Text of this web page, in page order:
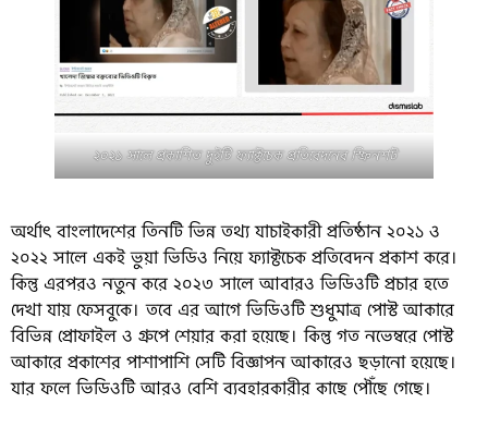
২০২১ সালে প্রকাশিত দুইটি ফ্যাক্টচেক প্রতিবেদনের স্ক্রিনশট
অর্থাৎ বাংলাদেশের তিনটি ভিন্ন তথ্য যাচাইকারী প্রতিষ্ঠান ২০২১ ও
২০২২ সালে একই ভুয়া ভিডিও নিয়ে ফ্যাক্টচেক প্রতিবেদন প্রকাশ করে।
কিন্তু এরপরও নতুন করে ২০২৩ সালে আবারও ভিডিওটি প্রচার হতে
দেখা যায় ফেসবুকে। তবে এর আগে ভিডিওটি শুধুমাত্র পোস্ট আকারে
বিভিন্ন প্রোফাইল ও গ্রুপে শেয়ার করা হয়েছে। কিন্তু গত নভেম্বরে পোস্ট
আকারে প্রকাশের পাশাপাশি সেটি বিজ্ঞাপন আকারেও ছড়ানো হয়েছে।
যার ফলে ভিডিওটি আরও বেশি ব্যবহারকারীর কাছে পৌঁছে গেছে।